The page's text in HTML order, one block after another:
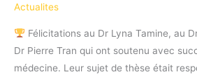
Actualites
Félicitations au Dr Lyna Tamine, au
Dr Pierre Tran qui ont soutenu avec
médecine. Leur sujet de thèse était